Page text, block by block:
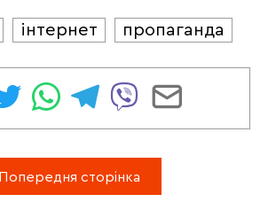
інтернет пропаганда
Попередня сторінка